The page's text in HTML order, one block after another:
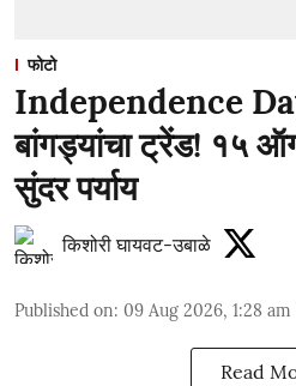
फोटो
Independence
बांगड्यांचा ट्रेंड! १५
सुंदर पर्याय
किशोरी घायवट-उबाळे
Published on: 09 Aug 2026, 1:28 am
Read